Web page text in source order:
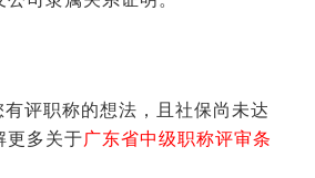
评职称的想法，且社保尚未达
更多关于广东省中级职称评审条